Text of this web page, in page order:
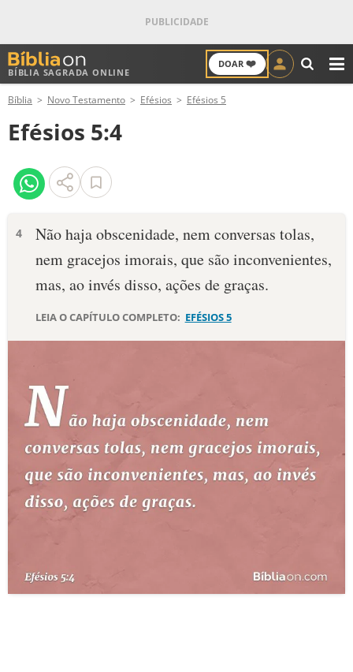
BÍBLIA SAGRADA ONLINE
DOAR ❤️
ANTIGO TESTAMENTO
NOVO TESTAMENTO
VERSÍCULOS
PALAVRA DO DIA
DEVOCIONAL DIÁRIO
10 MANDAMENTOS
ESTUDOS BÍBLICOS
TEMAS
TERMO BÍBLICO
Bíblia Novo Testamento Efésios Efésios 5
Efésios 5:4
4
Não haja obscenidade, nem conversas tolas,
nem gracejos imorais, que são inconvenientes,
mas, ao invés disso, ações de graças.
LEIA O CAPÍTULO COMPLETO: EFÉSIOS 5